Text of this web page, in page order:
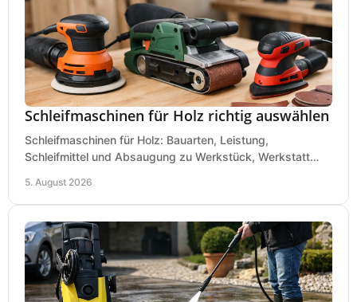
Schleifmaschinen für Holz richtig auswählen
Schleifmaschinen für Holz: Bauarten, Leistung,
Schleifmittel und Absaugung zu Werkstück, Werkstatt
5. August 2026